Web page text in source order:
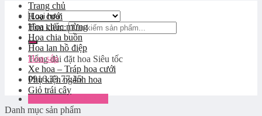
Tìm kiếm:
Tổng đài đặt hoa Siêu tốc
0916.33.77.45
Trang chủ
Hoa cưới
Hoa chúc mừng
Hoa chia buồn
Hoa lan hồ điệp
Hoa sáp
Xe hoa – Tráp hoa cưới
Phụ kiện ngành hoa
Giỏ trái cây
Danh mục sản phẩm